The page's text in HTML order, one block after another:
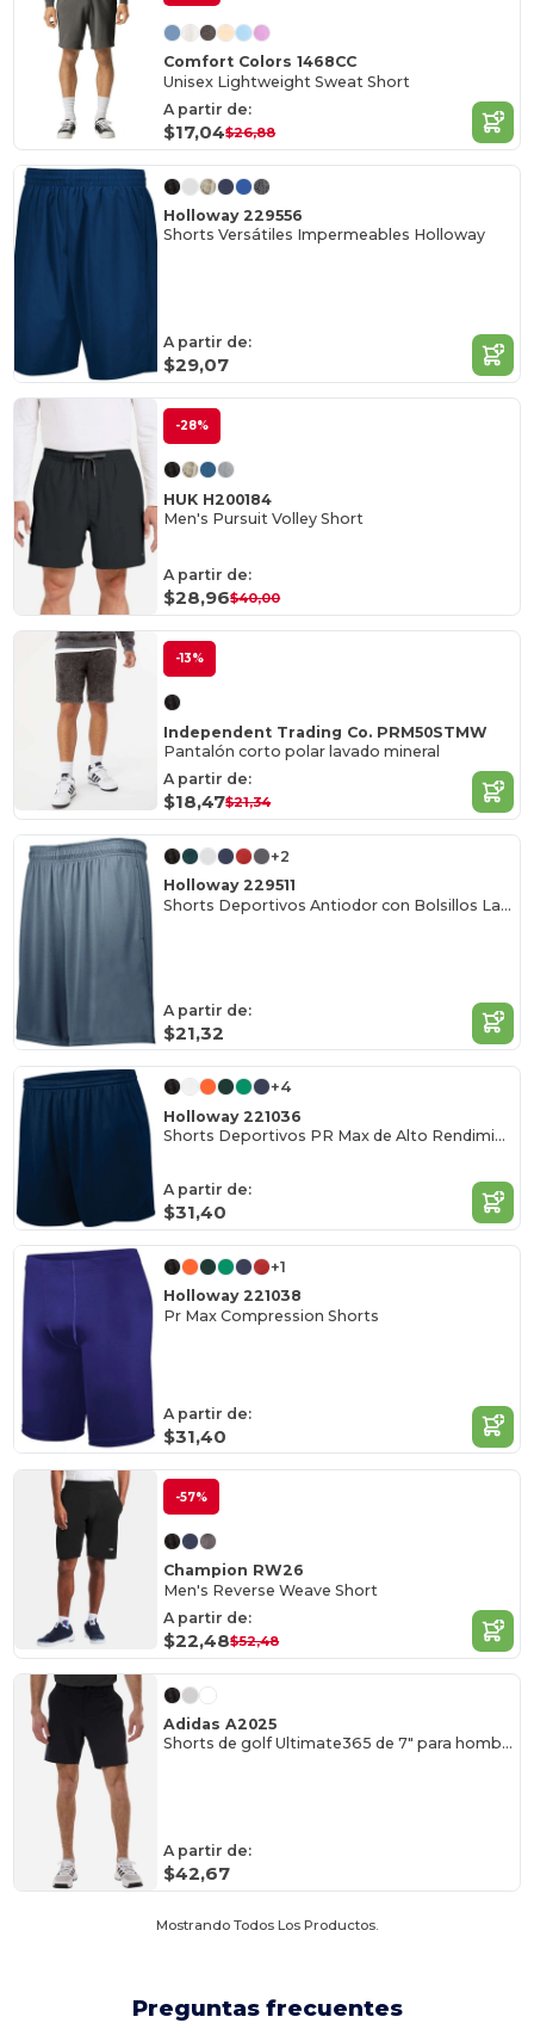
Comfort Colors 1468CC
Unisex Lightweight Sweat Short
A partir de:
$17,04$26,88
Holloway 229556
Shorts Versátiles Impermeables Holloway
A partir de:
$29,07
-28%
HUK H200184
Men's Pursuit Volley Short
A partir de:
$28,96$40,00
-13%
Independent Trading Co. PRM50STMW
Pantalón corto polar lavado mineral
A partir de:
$18,47$21,34
+2
Holloway 229511
Shorts Deportivos Antiodor con Bolsillos Laterales
A partir de:
$21,32
+4
Holloway 221036
Shorts Deportivos PR Max de Alto Rendimiento
A partir de:
$31,40
+1
Holloway 221038
Pr Max Compression Shorts
A partir de:
$31,40
-57%
Champion RW26
Men's Reverse Weave Short
A partir de:
$22,48$52,48
Adidas A2025
Shorts de golf Ultimate365 de 7" para hombre
A partir de:
$42,67
Mostrando Todos Los Productos.
Preguntas frecuentes